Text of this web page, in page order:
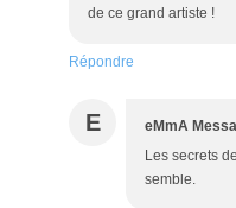
de ce grand artiste !
Répondre
E eMmA
Les secrets
semble.